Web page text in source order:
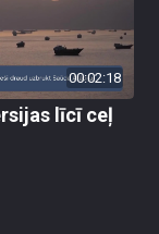
00:02:18
līcī ceļ